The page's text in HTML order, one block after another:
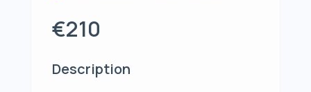
€210
Description